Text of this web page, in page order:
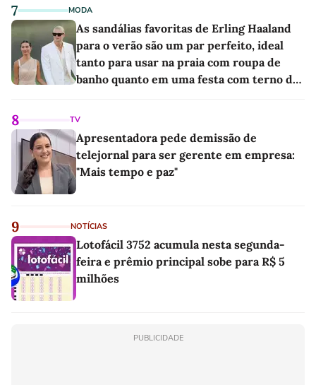
7 MODA
As sandálias favoritas de Erling Haaland
para o verão são um par perfeito, ideal
tanto para usar na praia com roupa de
banho quanto em uma festa com terno de
8 TV
Apresentadora pede demissão de
telejornal para ser gerente em empresa:
"Mais tempo e paz"
9 NOTÍCIAS
Lotofácil 3752 acumula nesta segunda-
feira e prêmio principal sobe para R$ 5
milhões
PUBLICIDADE